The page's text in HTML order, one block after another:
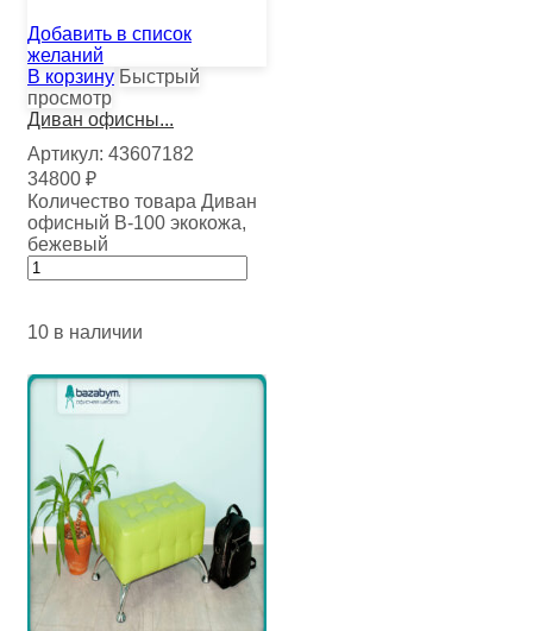
Добавить в список
желаний
В корзину Быстрый
просмотр
Диван офисны...
Артикул: 43607182
34800 ₽
Количество товара Диван
офисный В-100 экокожа,
бежевый
10 в наличии